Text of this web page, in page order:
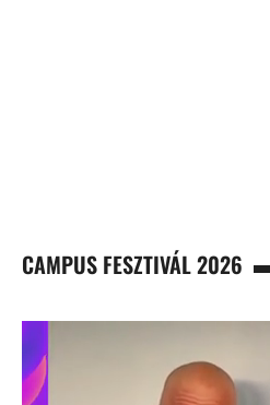
CAMPUS FESZTIVÁL 2026